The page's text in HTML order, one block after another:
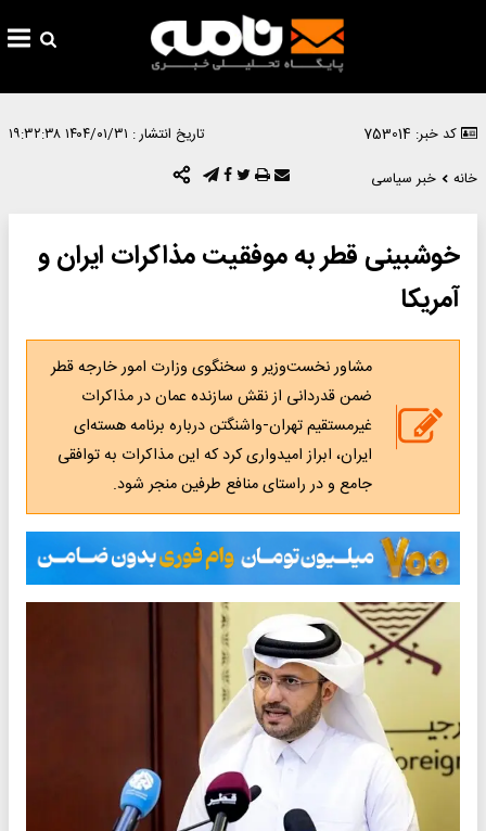
کد خبر: 753014 تاریخ انتشار : ۱۴۰۴/۰۱/۳۱ ۱۹:۳۲:۳۸
خانه
خبر سیاسی
خوشبینی قطر به موفقیت مذاکرات ایران و
آمریکا
مشاور نخست‌وزیر و سخنگوی وزارت امور خارجه قطر
ضمن قدردانی از نقش سازنده عمان در مذاکرات
غیرمستقیم تهران-واشنگتن درباره برنامه هسته‌ای
ایران، ابراز امیدواری کرد که این مذاکرات به توافقی
جامع و در راستای منافع طرفین منجر شود.